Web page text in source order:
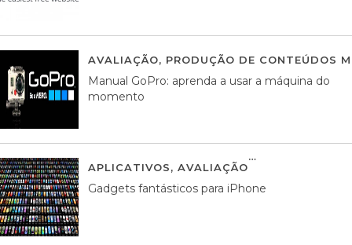
AVALIAÇÃO, PRODUÇÃO DE CONTEÚDOS
Manual GoPro: aprenda a usar a máquina do
momento
APLICATIVOS, AVALIAÇÃO
Gadgets fantásticos para iPhone